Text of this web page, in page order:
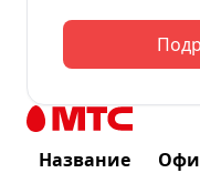
Название